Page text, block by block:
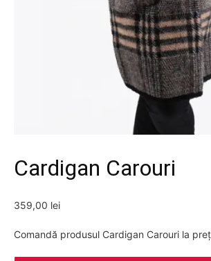
Cardigan Carouri
359,00 lei
Comandă produsul Cardigan Carouri la